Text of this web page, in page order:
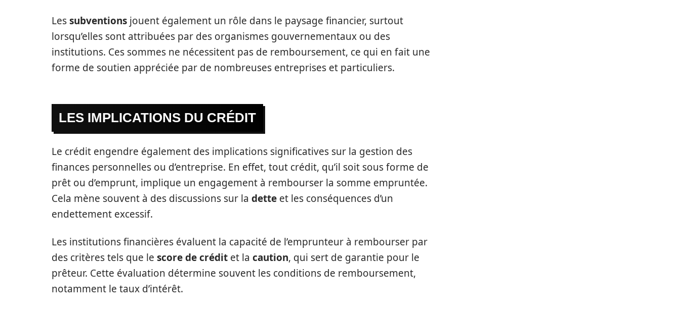
Lessubventions jouent également un rôle dans le paysage financier, surtout
lorsqu’elles sont attribuées par des organismes gouvernementaux ou des
institutions. Ces sommes ne nécessitent pas de remboursement, ce qui en fait une
forme de soutien appréciée par de nombreuses entreprises et particuliers.
LES IMPLICATIONS DU CRÉDIT
Le crédit engendre également des implications significatives sur la gestion des
finances personnelles ou d’entreprise. En effet, tout crédit, qu’il soit sous forme de
prêt ou d’emprunt, implique un engagement à rembourser la somme empruntée.
Cela mène souvent à des discussions sur la dette et les conséquences d’un
endettement excessif.
Les institutions financières évaluent la capacité de l’emprunteur à rembourser par
des critères tels que le score de crédit et la caution, qui sert de garantie pour le
prêteur. Cette évaluation détermine souvent les conditions de remboursement,
notamment le taux d’intérêt.